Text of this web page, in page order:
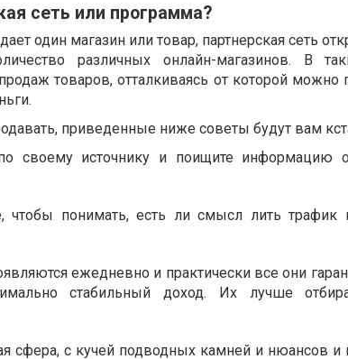
сеть или программа?
один магазин или товар, партнерская сеть
различных онлайн-магазинов. В
товаров, отталкиваясь от которой можно
приведенные ниже советы будут вам
своему источнику и поищите
чтобы понимать, есть ли смысл лить трафик
ежедневно и практически все они
стабильный доход. Их лучше
сфера, с кучей подводных камней и нюансов и